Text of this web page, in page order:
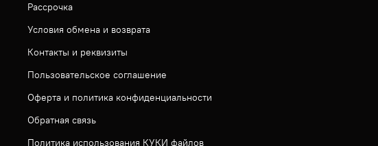
Рассрочка
Условия обмена и возврата
Контакты и реквизиты
Пользовательское соглашение
Оферта и политика конфиденциальности
Обратная связь
Политика использования КУКИ файлов